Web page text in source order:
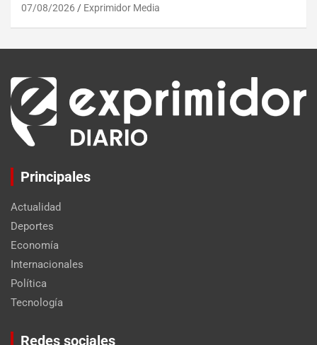
07/08/2026 Exprimidor Media
Principales
Actualidad
Deportes
Economía
Internacionales
Política
Tecnología
Redes sociales